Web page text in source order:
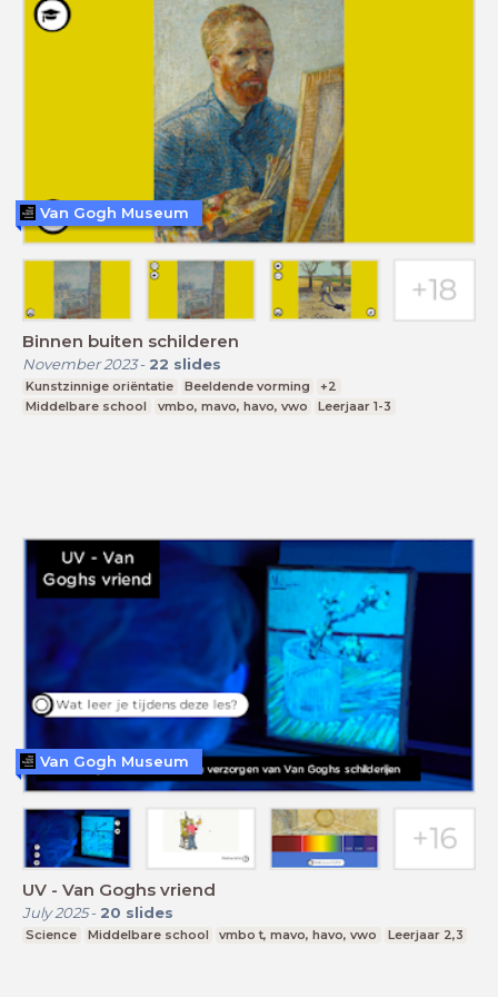
Binnen buiten schilderen
November 2023- 22 slides
Kunstzinnige oriëntatie Beeldende vorming
+2
Middelbare school
vmbo, mavo, havo, vwo Leerjaar 1-3
Van Gogh Museum
UV - Van Goghs vriend
July 2025- 20 slides
Science Middelbare school vmbo t, mavo, havo, vwo Leerjaar 2,3
Van Gogh Museum